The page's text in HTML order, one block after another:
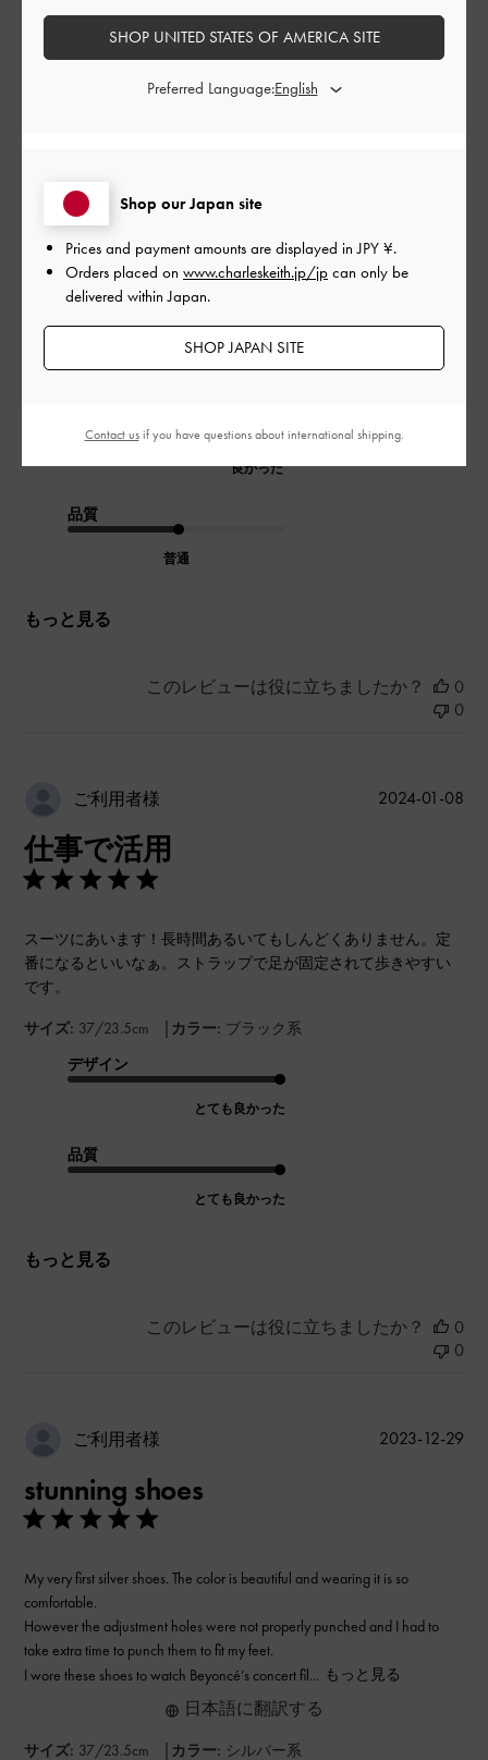
ご利用者様
コーディネートの幅が広がる
目惚れでした。
ヒールの時は普段24cmを履いていて、サイズがなく迷いました
が、少し大きめの24. 5を購入しました。滑りや靴擦れを防止す
るために、服装に合わせて靴下を履いています。またヒール部
分の面積も広く、ストラップがあるので安心です。少し硬く、
履き慣らすまでに時間が必要ですが、お気に入りの一足になり
良かった
品質
普通
もっと見る
2024-01-29
このレビューは役に立ちましたか？
0
0
ご利用者様
仕事で活用
スーツにあいます！長時間あるいてもしんどくありません。定
番になるといいなぁ。ストラップで足が固定されて歩きやすい
です。
サイズ: 37/23.5cm | カラー: ブラック系
デザイン
とても良かった
品質
とても良かった
もっと見る
公
2024-01-08
このレビューは役に立ちましたか？
0
0
ご利用者様
stunning shoes
My very first silver shoes. The color is beautiful and wearing it is so
comfortable.
However the adjustment holes were not properly punched and I had to
take extra time to punch them to fit my feet.
I wore these shoes to watch Beyoncé’s concert fil...
もっと見る
サイズ: 37/23.5cm | カラー: シルバー系
日本語に翻訳する
公
2023-12-29
Shop our Japan site
Prices and payment amounts are displayed inJPY ¥.
Orders placed on www.charleskeith.jp/jp can only be
delivered within Japan.
SHOP JAPAN SITE
SHOP UNITED STATES OF AMERICA SITE
Preferred Language:
Contact usif you have questions about international shipping.